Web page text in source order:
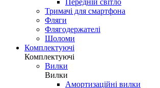
Передній світло
Тримачі для смартфона
Фляги
Флягодержателі
Шоломи
Комплектуючі
Комплектуючі
Вилки
Вилки
Амортизаційні вилки